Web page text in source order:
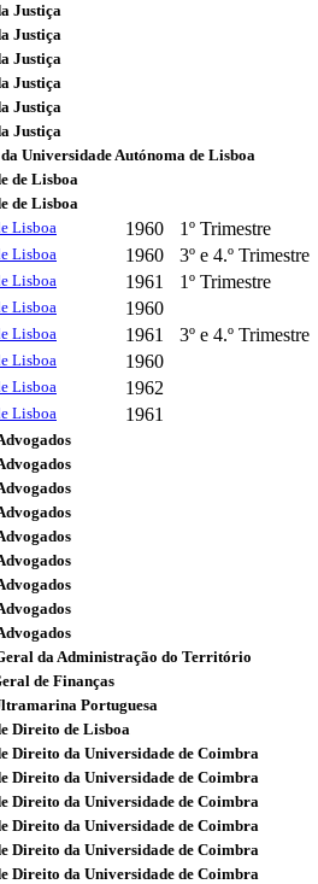
Justiça
Justiça
Justiça
Justiça
Justiça
Justiça
Universidade Autónoma de Lisboa
de Lisboa
de Lisboa
Lisboa
1960 1º Trimestre
Lisboa 1960 3º e 4.º Trimestre
Lisboa 1961 1º Trimestre
Lisboa 1960
Lisboa 1961 3º e 4.º Trimestre
Lisboa 1960
Lisboa 1962
Lisboa 1961
da Administração do Território
de Finanças
Portuguesa
Direito de Lisboa
Direito da Universidade de Coimbra
Direito da Universidade de Coimbra
Direito da Universidade de Coimbra
Direito da Universidade de Coimbra
Direito da Universidade de Coimbra
Direito da Universidade de Coimbra